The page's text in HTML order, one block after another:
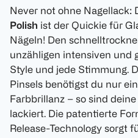
Never not ohne Nagellack:
Polish ist der Quickie für
Nägeln! Den
unzähligen intensiven und
Style und jede Stimmung.
Pinsels benötigst du nur
Farbbrillanz – so sind
lackiert. Die patentierte
Release-Technology sorgt